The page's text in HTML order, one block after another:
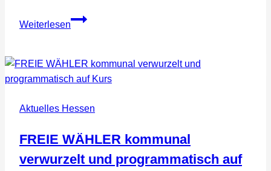
Weiterlesen
Bildungseinrichtungen
Deutschland
als
mit
erhalten
bleibt!
Aktuelles Hessen
FREIE WÄHLER kommunal
verwurzelt und programmatisch auf